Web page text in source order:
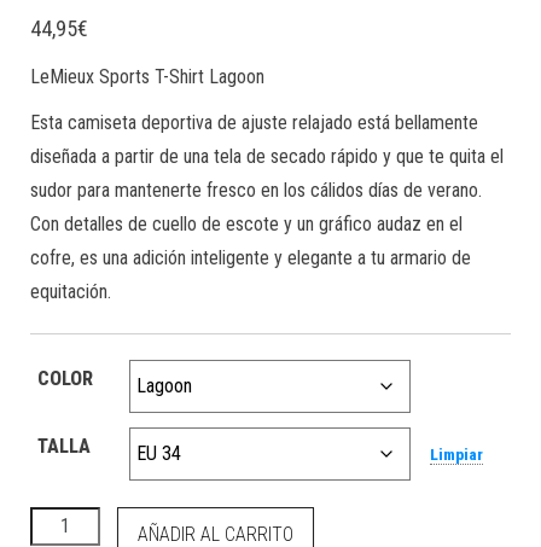
44,95€
LeMieux Sports T-Shirt Lagoon
Esta camiseta deportiva de ajuste relajado está bellamente
diseñada a partir de una tela de secado rápido y que te quita el
sudor para mantenerte fresco en los cálidos días de verano.
Con detalles de cuello de escote y un gráfico audaz en el
cofre, es una adición inteligente y elegante a tu armario de
equitación.
COLOR
TALLA Limpiar
Sports T-Shirt Lagoon cantidad
AÑADIR AL CARRITO